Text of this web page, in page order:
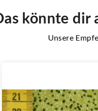
könnte dir
Unsere